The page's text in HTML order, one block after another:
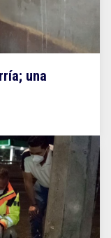
una